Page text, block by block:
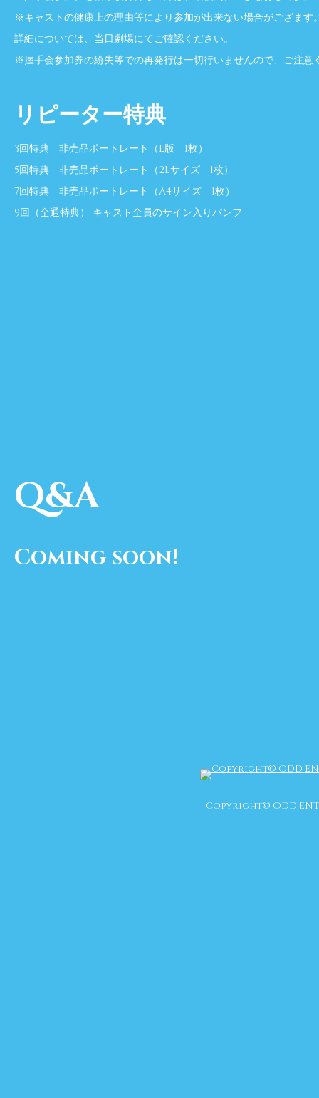
※キャストの健康上の理由等により参加が出来ない場合がござます
詳細については、当日劇場にてご確認ください。
※握手会参加券の紛失等での再発行は一切行いませんので、ご注意
リピーター特典
3回特典 非売品ポートレート（L版 1枚）
5回特典 非売品ポートレート（2Lサイズ 1枚）
7回特典 非売品ポートレート（A4サイズ 1枚）
9回（全通特典） キャスト全員のサイン入りパンフ
Q&A
Coming soon!
Copyright© ODD